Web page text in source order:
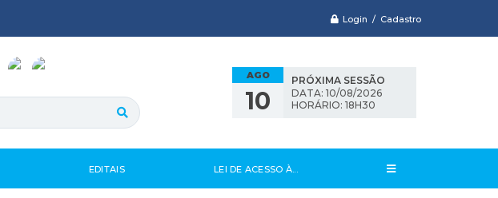
Login / Cadastro
AGO
10
PRÓXIMA SESSÃO
DATA: 10/08/2026
HORÁRIO: 18H30
EDITAIS LEI DE ACESSO À...